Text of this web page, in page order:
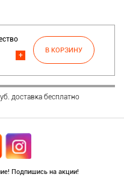
+
доставка бесплатно
Подпишись на акции!